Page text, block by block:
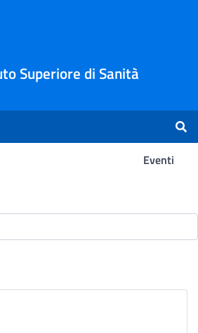
Superiore di Sanità
Eventi
Ricerca -